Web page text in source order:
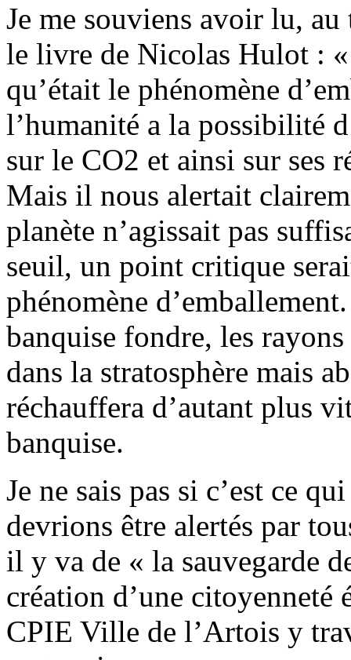
Je me souviens avoir lu, au
le livre de Nicolas Hulot :
qu’était le phénomène
l’humanité a la possibilité
sur le CO2 et ainsi sur ses
Mais il nous alertait
planète n’agissait pas
seuil, un point critique
phénomène
banquise fondre, les
dans la stratosphère mais
réchauffera d’autant plus
banquise.
Je ne sais pas si c’est ce
devrions être alertés par
il y va de « la sauvegarde
création d’une citoyenneté
CPIE Ville de l’Artois y